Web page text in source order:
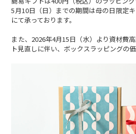
5月10日（日）までの期間は母の日限定
にて承っております。
また、2026年4月15日（水）より資材費
ト見直しに伴い、ボックスラッピングの